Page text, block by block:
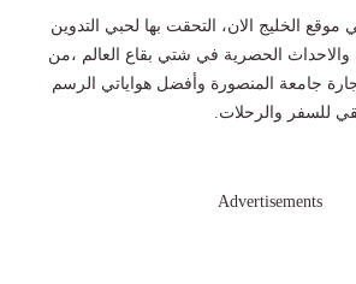
موقع الخليج الان، التحقت بها لحبي التدوين
والاحداث الحصرية في شتي بقاع العالم ،من
كل تجارة جامعة المنصورة وأفضل هواياتي الرسم
للسفر والرحلات.
Advertisements